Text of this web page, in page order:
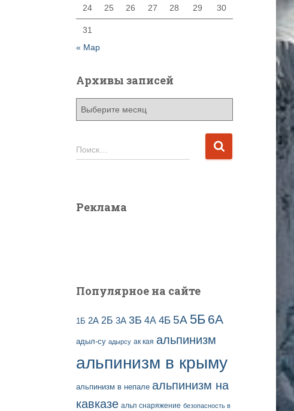
24 25 26 27 28 29 30
31
« Мар
Архивы записей
в
п
Н
а
:
Поиск…
Реклама
Популярное на сайте
1Б 2А 2Б 3А 3Б 4А 4Б 5А 5Б 6А
адыл-су адырсу ак кая альпинизм
альпинизм в крыму
альпинизм в непале альпинизм на
кавказе альп снаряжение безопасность в